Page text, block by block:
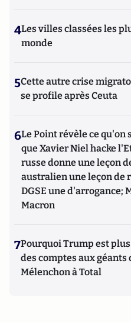
4Les villes classées les
monde
5Cette autre crise
se profile après Ceuta
6Le Point révèle ce qu'on
que Xavier Niel hacke
russe donne une leçon
australien une leçon de
DGSE une d'arrogance;
Macron
7Pourquoi Trump est
des comptes aux
Mélenchon à Total